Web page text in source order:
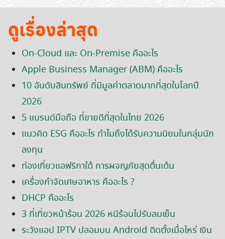
ดูเรื่องล่าสุด
On-Cloud และ On-Premise คืออะไร
Apple Business Manager (ABM) คืออะไร
10 อันดับสินทรัพย์ ที่มีมูลค่าตลาดมากที่สุดในโลกปี
2026
5 แบรนด์มือถือ ที่ขายดีที่สุดในไทย 2026
แนวคิด ESG คืออะไร ทำไมถึงได้รับความนิยมในกลุ่มนัก
ลงทุน
ท่องเที่ยวแอฟริกาใต้ การผจญภัยสุดตื่นเต้น
เครื่องกำจัดเศษอาหาร คืออะไร ?
DHCP คืออะไร
3 ที่เที่ยวหน้าร้อน 2026 หนีร้อนไปรับลมเย็น
ระวังแอป IPTV ปลอมบน Android ติดตั้งเมื่อไหร่ เงิน